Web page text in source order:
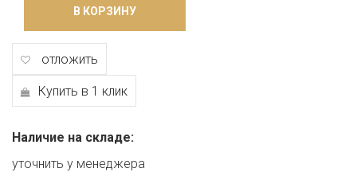
В КОРЗИНУ
отложить
Купить в 1 клик
Наличие на складе:
уточнить у менеджера